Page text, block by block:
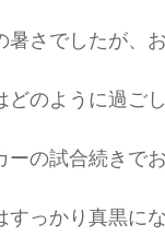
暑さでしたが、
どのように過ご
ーの試合続きで
すっかり真黒に